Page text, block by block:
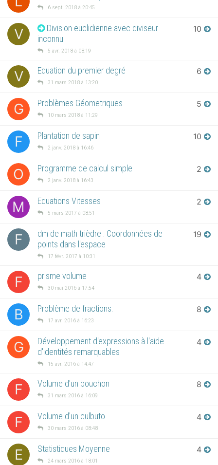
6 sept. 2018 à 20:45
V
Division euclidienne avec diviseur
inconnu
5 avr. 2018 à 08:19
10
V Equation du premier degré
31 mars 2018 à 13:20
6
G Problèmes Géometriques
10 mars 2018 à 11:29
5
F Plantation de sapin
2 janv. 2018 à 16:46
10
O Programme de calcul simple
2 janv. 2018 à 16:43
2
M Equations Vitesses
5 mars 2017 à 08:51
2
F
dm de math trièdre : Coordonnées de
points dans l'espace
17 févr. 2017 à 10:31
19
F prisme volume
30 mai 2016 à 17:54
4
B Problème de fractions.
17 avr. 2016 à 16:23
8
G
Développement d'expressions à l'aide
d'identités remarquables
15 avr. 2016 à 14:47
4
F Volume d'un bouchon
31 mars 2016 à 16:09
8
F Volume d'un culbuto
30 mars 2016 à 08:48
4
E Statistiques Moyenne
24 mars 2016 à 18:01
4